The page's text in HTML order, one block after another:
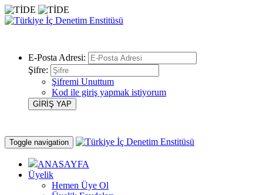
E-Posta Adresi:
Şifre:
Şifremi Unuttum
Kod ile giriş yapmak istiyorum
Toggle navigation
ANASAYFA
Üyelik
Hemen Üye Ol